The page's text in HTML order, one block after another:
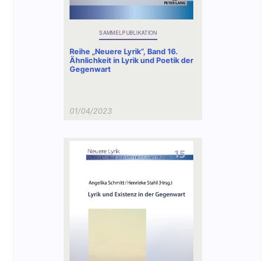
Internationale Zeitschrift für
Kulturkomparatistik
SAMMELPUBLIKATION
Reihe „Neuere Lyrik“, Band 16.
Ähnlichkeit in Lyrik und Poetik der
Gegenwart
01/04/2023